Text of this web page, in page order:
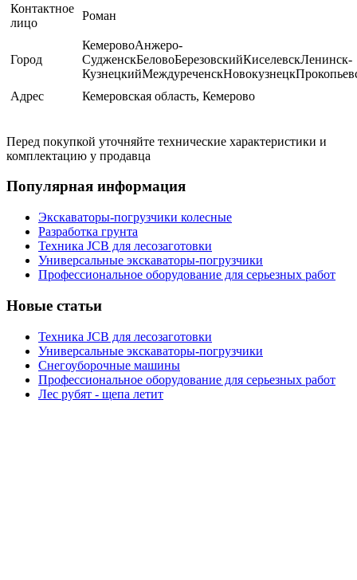
Контактное
лицо
Роман
Город
КемеровоАнжеро-
СудженскБеловоБерезовскийКиселевскЛенинск-
Адрес
Кемеровская область, Кемерово
Перед покупкой уточняйте технические характеристики и
комплектацию у продавца
Популярная информация
Экскаваторы-погрузчики колесные
Разработка грунта
Техника JCB для лесозаготовки
Универсальные экскаваторы-погрузчики
Профессиональное оборудование для серьезных работ
Новые статьи
Техника JCB для лесозаготовки
Универсальные экскаваторы-погрузчики
Снегоуборочные машины
Профессиональное оборудование для серьезных работ
Лес рубят - щепа летит